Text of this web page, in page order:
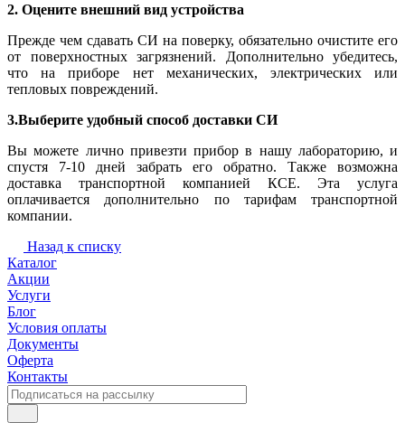
2. Оцените внешний вид устройства
Прежде чем сдавать СИ на поверку, обязательно очистите его
от поверхностных загрязнений. Дополнительно убедитесь,
что на приборе нет механических, электрических или
тепловых повреждений.
3.Выберите удобный способ доставки СИ
Вы можете лично привезти прибор в нашу лабораторию, и
спустя 7-10 дней забрать его обратно. Также возможна
доставка транспортной компанией КСЕ. Эта услуга
оплачивается дополнительно по тарифам транспортной
компании.
Назад к списку
Каталог
Акции
Услуги
Блог
Условия оплаты
Документы
Оферта
Контакты